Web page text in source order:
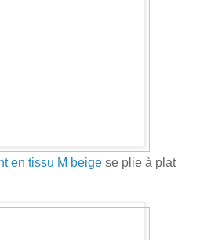
en tissu M beige se plie à plat